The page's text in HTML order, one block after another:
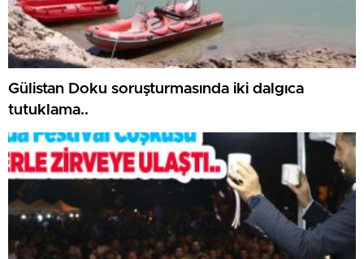
Gülistan Doku soruşturmasında iki dalgıca
tutuklama..